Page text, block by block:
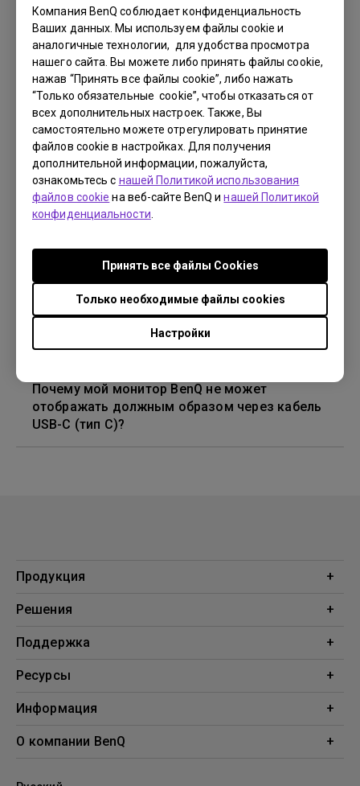
Компания BenQ соблюдает конфиденциальность
Ваших данных. Мы используем файлы cookie и
аналогичные технологии, для удобства просмотра
нашего сайта. Вы можете либо принять файлы cookie,
нажав “Принять все файлы cookie”, либо нажать
“Только обязательные cookie”, чтобы отказаться от
всех дополнительных настроек. Также, Вы
самостоятельно можете отрегулировать принятие
файлов cookie в настройках. Для получения
дополнительной информации, пожалуйста,
ознакомьтесь с нашей Политикой использования
файлов cookie на веб-сайте BenQ инашей Политикой
конфиденциальности
Настройки
Только необходимые файлы cookies
Принять все файлы Сookies
Как настроить два монитора с помощью
последовательного подключения через
порты Thunderbolt 3/Thunderbolt 4?
Как настроить BenQ display Pilot 2 на MacOS и
избежать проблем с его запуском
Почему я не могу переключаться между
цветовыми режимами на мониторе при
подключении к Mac или Windows и
использовании Display Pilot?
Есть ли на экране моего монитора BenQ
защитная или пластиковая пленка, которую
нужно снимать?
Что такое IPS-glow и как сделать его менее
заметным?
Почему мой монитор BenQ не может
отображать должным образом через кабель
USB-C (тип C)?
Продукция
Проекторы
Решения
Образование
Поддержка
Поддержка
Ресурсы
Проекционный калькулятор
Информация
BenQ AQCOLOR
О компании BenQ